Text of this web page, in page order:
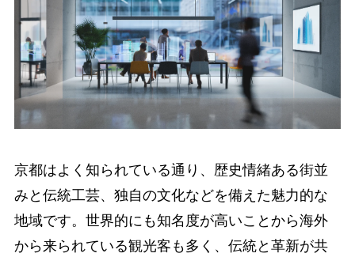
京都はよく知られている通り、歴史情緒ある街並
みと伝統工芸、独自の文化などを備えた魅力的な
地域です。世界的にも知名度が高いことから海外
から来られている観光客も多く、伝統と革新が共